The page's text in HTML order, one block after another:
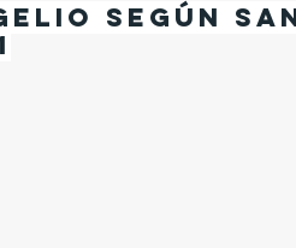
según